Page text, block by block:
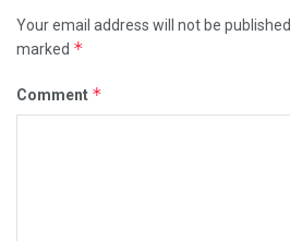
Your email address will not be published.
marked *
Comment *